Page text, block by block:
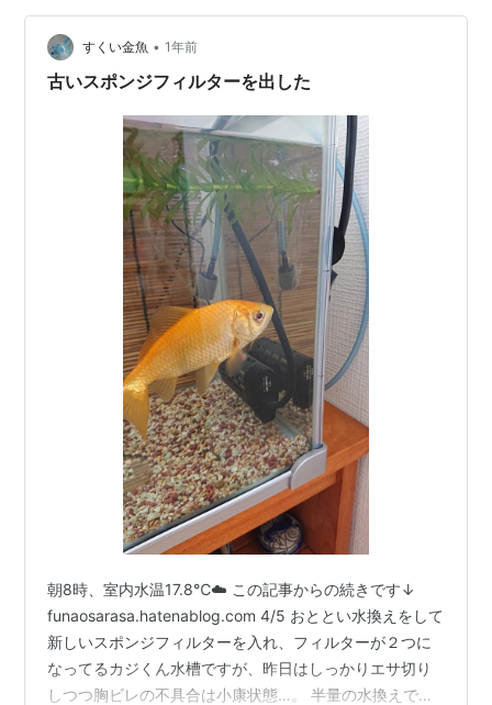
来た頃、まだ若いと思ってたカジくん5歳にも胸ビレの異
常(白さに加えて赤さも出た)が起こり… やはり浮上性に
変えました。 4/…
すくい金魚 • 1年前
古いスポンジフィルターを出した
朝8時、室内水温17.8℃☁️ この記事からの続きです↓
funaosarasa.hatenablog.com 4/5 おととい水換えをして
新しいスポンジフィルターを入れ、フィルターが２つに
なってるカジくん水槽ですが、昨日はしっかりエサ切り
しつつ胸ビレの不具合は小康状態…。 半量の水換えで良